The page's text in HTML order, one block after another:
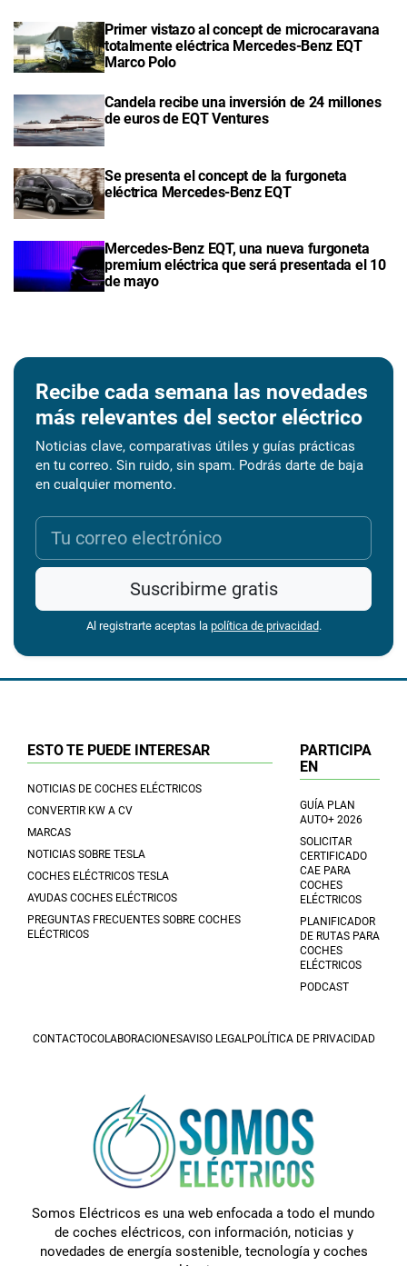
Primer vistazo al concept de microcaravana
totalmente eléctrica Mercedes-Benz EQT
Marco Polo
Candela recibe una inversión de 24 millones
de euros de EQT Ventures
Se presenta el concept de la furgoneta
eléctrica Mercedes-Benz EQT
Mercedes-Benz EQT, una nueva furgoneta
premium eléctrica que será presentada el 10
de mayo
Recibe cada semana las novedades
más relevantes del sector eléctrico
Noticias clave, comparativas útiles y guías prácticas
en tu correo. Sin ruido, sin spam. Podrás darte de baja
en cualquier momento.
Suscribirme gratis
Al registrarte aceptas la política de privacidad.
ESTO TE PUEDE INTERESAR
NOTICIAS DE COCHES ELÉCTRICOS
CONVERTIR KW A CV
MARCAS
NOTICIAS SOBRE TESLA
COCHES ELÉCTRICOS TESLA
AYUDAS COCHES ELÉCTRICOS
PREGUNTAS FRECUENTES SOBRE COCHES
ELÉCTRICOS
PARTICIPA
EN
GUÍA PLAN
AUTO+ 2026
SOLICITAR
CERTIFICADO
CAE PARA
COCHES
ELÉCTRICOS
PLANIFICADOR
DE RUTAS PARA
COCHES
ELÉCTRICOS
PODCAST
CONTACTOCOLABORACIONESAVISO LEGALPOLÍTICA DE PRIVACIDAD
Somos Eléctricos es una web enfocada a todo el mundo
de coches eléctricos, con información, noticias y
novedades de energía sostenible, tecnología y coches